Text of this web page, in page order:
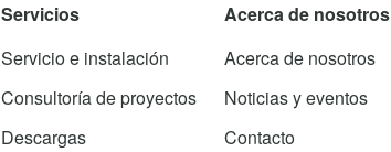
Servicios
Servicio e instalación
Consultoría de proyectos
Descargas
Acerca de nosotros
Acerca de nosotros
Noticias y eventos
Contacto